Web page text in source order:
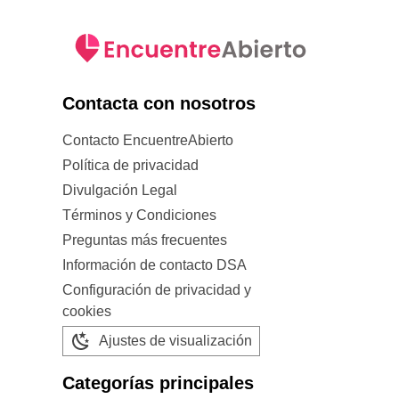
Contacta con nosotros
Contacto EncuentreAbierto
Política de privacidad
Divulgación Legal
Términos y Condiciones
Preguntas más frecuentes
Información de contacto DSA
Configuración de privacidad y
cookies
Ajustes de visualización
Categorías principales